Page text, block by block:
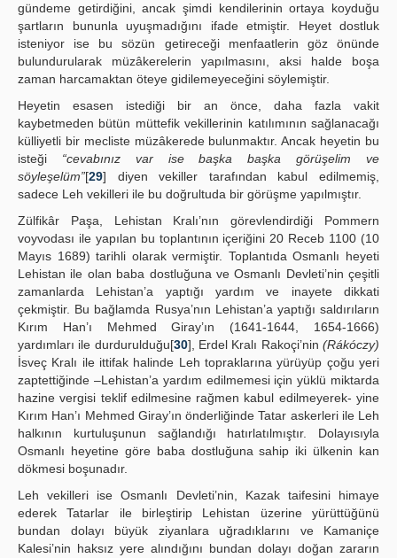
gündeme getirdiğini, ancak şimdi kendilerinin ortaya koyduğu
şartların bununla uyuşmadığını ifade etmiştir. Heyet dostluk
isteniyor ise bu sözün getireceği menfaatlerin göz önünde
bulundurularak müzâkerelerin yapılmasını, aksi halde boşa
zaman harcamaktan öteye gidilemeyeceğini söylemiştir.
Heyetin esasen istediği bir an önce, daha fazla vakit
kaybetmeden bütün müttefik vekillerinin katılımının sağlanacağı
külliyetli bir mecliste müzâkerede bulunmaktır. Ancak heyetin bu
isteği “cevabınız var ise başka başka görüşelim ve
söyleşelüm”[29] diyen vekiller tarafından kabul edilmemiş,
sadece Leh vekilleri ile bu doğrultuda bir görüşme yapılmıştır.
Zülfikâr Paşa, Lehistan Kralı’nın görevlendirdiği Pommern
voyvodası ile yapılan bu toplantının içeriğini 20 Receb 1100 (10
Mayıs 1689) tarihli olarak vermiştir. Toplantıda Osmanlı heyeti
Lehistan ile olan baba dostluğuna ve Osmanlı Devleti’nin çeşitli
zamanlarda Lehistan’a yaptığı yardım ve inayete dikkati
çekmiştir. Bu bağlamda Rusya’nın Lehistan’a yaptığı saldırıların
Kırım Han’ı Mehmed Giray’ın (1641-1644, 1654-1666)
yardımları ile durdurulduğu[30], Erdel Kralı Rakoçi’nin(Rákóczy)
İsveç Kralı ile ittifak halinde Leh topraklarına yürüyüp çoğu yeri
zaptettiğinde –Lehistan’a yardım edilmemesi için yüklü miktarda
hazine vergisi teklif edilmesine rağmen kabul edilmeyerek- yine
Kırım Han’ı Mehmed Giray’ın önderliğinde Tatar askerleri ile Leh
halkının kurtuluşunun sağlandığı hatırlatılmıştır. Dolayısıyla
Osmanlı heyetine göre baba dostluğuna sahip iki ülkenin kan
dökmesi boşunadır.
Leh vekilleri ise Osmanlı Devleti’nin, Kazak taifesini himaye
ederek Tatarlar ile birleştirip Lehistan üzerine yürüttüğünü
bundan dolayı büyük ziyanlara uğradıklarını ve Kamaniçe
Kalesi’nin haksız yere alındığını bundan dolayı doğan zararın